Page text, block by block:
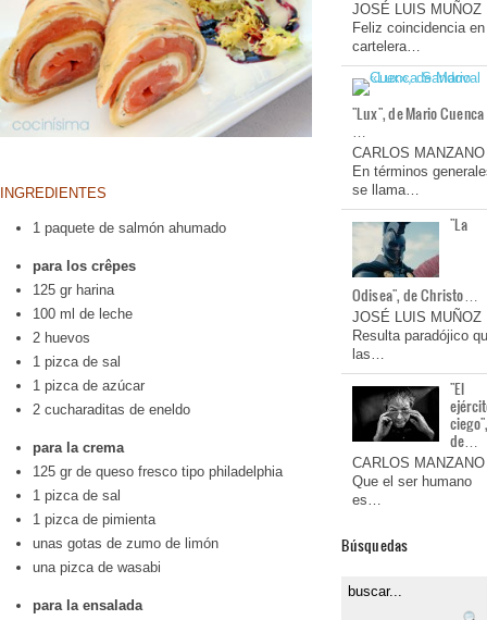
INGREDIENTES
1 paquete de salmón ahumado
para los crêpes
125 gr harina
100 ml de leche
2 huevos
1 pizca de sal
1 pizca de azúcar
2 cucharaditas de eneldo
para la crema
125 gr de queso fresco tipo philadelphia
1 pizca de sal
1 pizca de pimienta
unas gotas de zumo de limón
una pizca de wasabi
para la ensalada
JOSÉ LUIS MUÑOZ
Feliz coincidencia en
cartelera…
"Lux", de Mario Cuenca
…
CARLOS MANZANO
En términos
se llama…
"La
Odisea", de Christo…
JOSÉ LUIS MUÑOZ
Resulta paradójico
las…
"El
de…
CARLOS MANZANO
Que el ser humano
es…
Búsquedas